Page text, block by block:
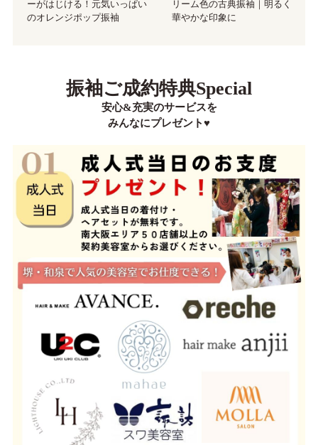
ーがはじける！元気いっぱい
のオレンジポップ振袖
リーム色の古典振袖｜明るく
華やかな印象に
振袖ご成約特典Special
安心&充実のサービスを
みんなにプレゼント♥